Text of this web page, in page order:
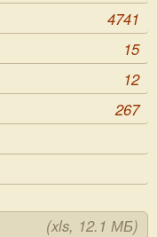
4741
15
12
267
(xls, 12.1 МБ)